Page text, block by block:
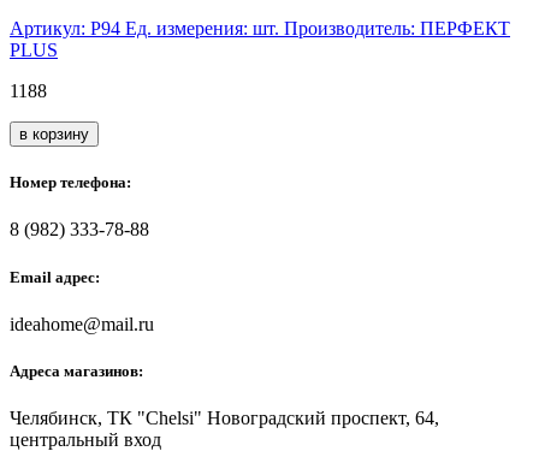
Артикул: Р94 Ед. измерения: шт. Производитель: ПЕРФЕКТ
PLUS
1188
в корзину
Номер телефона:
8 (982) 333-78-88
Email адрес:
ideahome@mail.ru
Адреса магазинов:
Челябинск, ТК "Chelsi" Новоградский проспект, 64,
центральный вход